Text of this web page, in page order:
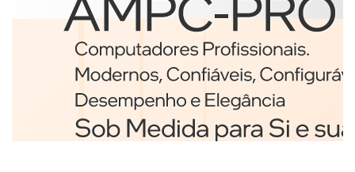
Brother BCS-1J074102-121
etiqueta para impressão
Branco
€98,75